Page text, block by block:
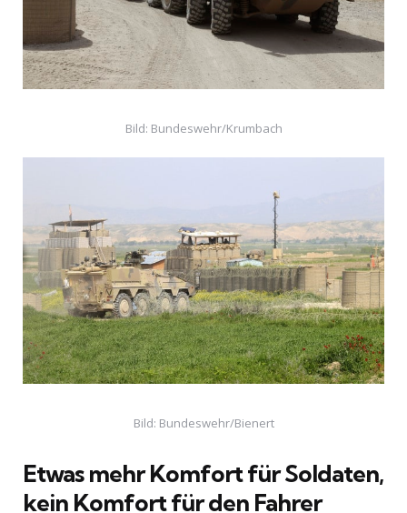
Bild: Bundeswehr/Krumbach
Bild: Bundeswehr/Bienert
Etwas mehr Komfort für Soldaten,
kein Komfort für den Fahrer